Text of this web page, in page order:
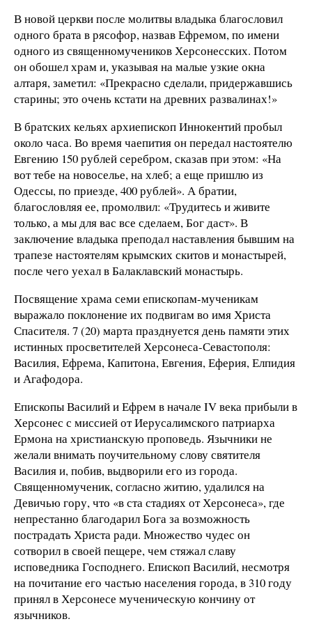
В новой церкви после молитвы владыка благословил
одного брата в рясофор, назвав Ефремом, по имени
одного из священномучеников Херсонесских. Потом
он обошел храм и, указывая на малые узкие окна
алтаря, заметил: «Прекрасно сделали, придержавшись
старины; это очень кстати на древних развалинах!»
В братских кельях архиепископ Иннокентий пробыл
около часа. Во время чаепития он передал настоятелю
Евгению 150 рублей серебром, сказав при этом: «На
вот тебе на новоселье, на хлеб; а еще пришлю из
Одессы, по приезде, 400 рублей». А братии,
благословляя ее, промолвил: «Трудитесь и живите
только, а мы для вас все сделаем, Бог даст». В
заключение владыка преподал наставления бывшим на
трапезе настоятелям крымских скитов и монастырей,
после чего уехал в Балаклавский монастырь.
Посвящение храма семи епископам-мученикам
выражало поклонение их подвигам во имя Христа
Спасителя. 7 (20) марта празднуется день памяти этих
истинных просветителей Херсонеса-Севастополя:
Василия, Ефрема, Капитона, Евгения, Еферия, Елпидия
и Агафодора.
Епископы Василий и Ефрем в начале IV века прибыли в
Херсонес с миссией от Иерусалимского патриарха
Ермона на христианскую проповедь. Язычники не
желали внимать поучительному слову святителя
Василия и, побив, выдворили его из города.
Священномученик, согласно житию, удалился на
Девичью гору, что «в ста стадиях от Херсонеса», где
непрестанно благодарил Бога за возможность
пострадать Христа ради. Множество чудес он
сотворил в своей пещере, чем стяжал славу
исповедника Господнего. Епископ Василий, несмотря
на почитание его частью населения города, в 310 году
принял в Херсонесе мученическую кончину от
язычников.